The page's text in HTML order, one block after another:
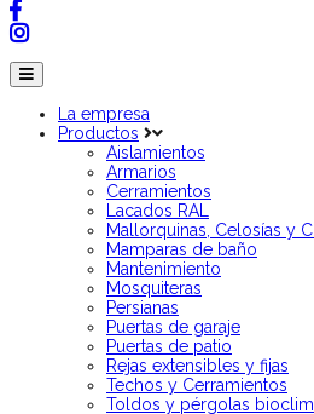
La empresa
Productos
Aislamientos
Armarios
Cerramientos
Lacados RAL
Mallorquinas, Celosías y
Mamparas de baño
Mantenimiento
Mosquiteras
Persianas
Puertas de garaje
Puertas de patio
Rejas extensibles y fijas
Techos y Cerramientos
Toldos y pérgolas